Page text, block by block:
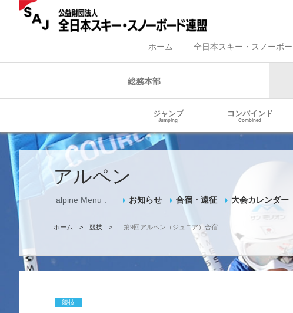
ホーム 全日本スキー・スノーボ
総務本部
ジャンプ
Jumping
コンバインド
Combined
アルペン
alpine Menu : お知らせ 合宿・遠征 大会カレンダー
ホーム > 競技 > 第9回アルペン（ジュニア）合宿
競技